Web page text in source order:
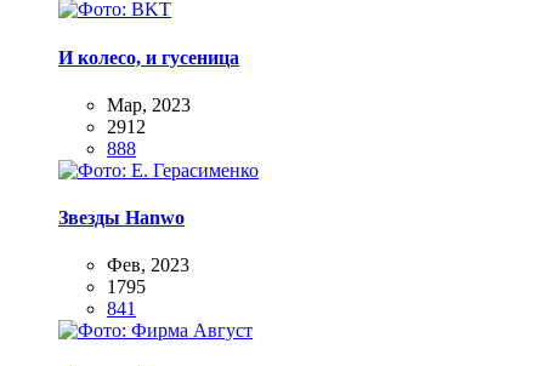
И колесо, и гусеница
Мар, 2023
2912
888
Звезды Hanwo
Фев, 2023
1795
841